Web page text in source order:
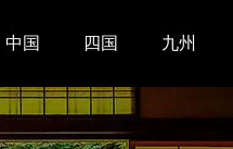
中国 四国 九州